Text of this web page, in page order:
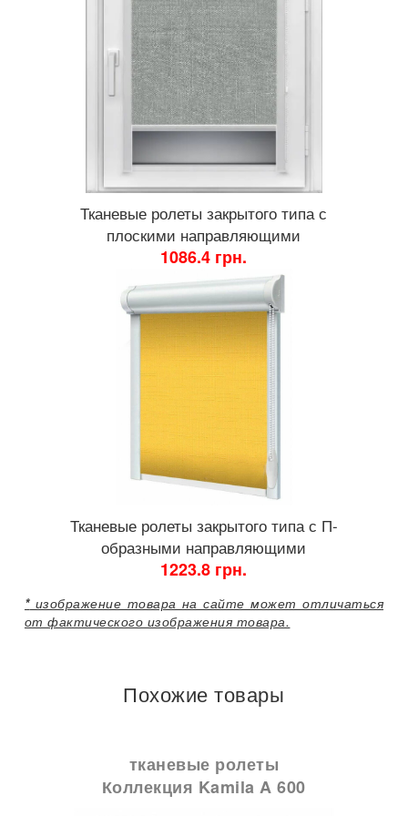
Тканевые ролеты закрытого типа с
плоскими направляющими
1086.4 грн.
Тканевые ролеты закрытого типа с П-
образными направляющими
1223.8 грн.
*изображение товара на сайте может отличаться
от фактического изображения товара.
Похожие товары
тканевые ролеты
Коллекция Kamila A 600